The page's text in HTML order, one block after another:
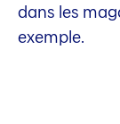
dans les
exemple.